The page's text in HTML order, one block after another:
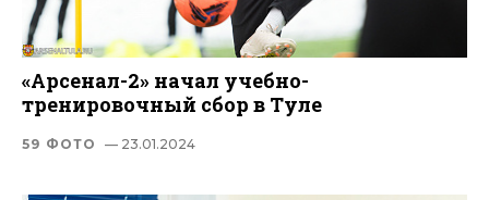
«Арсенал-2» начал учебно-
тренировочный сбор в Туле
59 ФОТО — 23.01.2024